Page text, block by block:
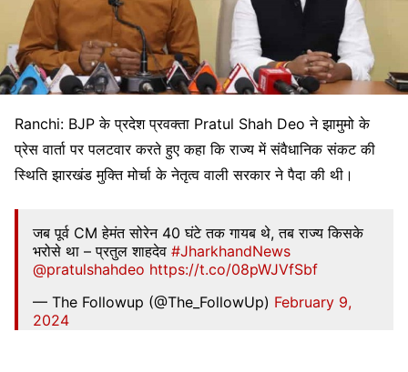
Ranchi: BJP के प्रदेश प्रवक्ता Pratul Shah Deo ने झामुमो के
प्रेस वार्ता पर पलटवार करते हुए कहा कि राज्य में संवैधानिक संकट की
स्थिति झारखंड मुक्ति मोर्चा के नेतृत्व वाली सरकार ने पैदा की थी।
जब पूर्व CM हेमंत सोरेन 40 घंटे तक गायब थे, तब राज्य किसके
भरोसे था – प्रतुल शाहदेव #JharkhandNews
@pratulshahdeo https://t.co/08pWJVfSbf
— The Followup (@The_FollowUp) February 9,
2024